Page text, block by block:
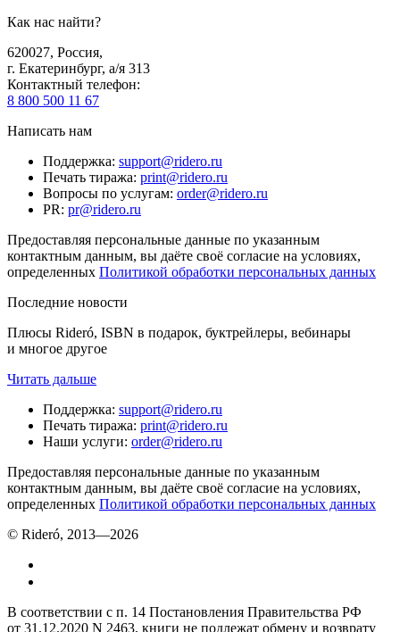
Как нас найти?
620027, Россия,
г. Екатеринбург, а/я 313
Контактный телефон:
8 800 500 11 67
Написать нам
Поддержка: support@ridero.ru
Печать тиража: print@ridero.ru
Вопросы по услугам: order@ridero.ru
PR: pr@ridero.ru
Предоставляя персональные данные по указанным
контактным данным, вы даёте своё согласие на условиях,
определенных Политикой обработки персональных данных
Последние новости
Плюсы Rideró, ISBN в подарок, буктрейлеры, вебинары
и многое другое
Читать дальше
Поддержка: support@ridero.ru
Печать тиража: print@ridero.ru
Наши услуги: order@ridero.ru
Предоставляя персональные данные по указанным
контактным данным, вы даёте своё согласие на условиях,
определенных Политикой обработки персональных данных
© Rideró, 2013—2026
В соответствии с п. 14 Постановления Правительства РФ
от 31.12.2020 N 2463, книги не подлежат обмену и возврату